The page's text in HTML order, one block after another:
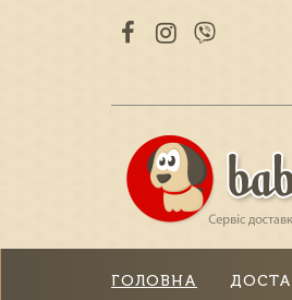
ГОЛОВНА